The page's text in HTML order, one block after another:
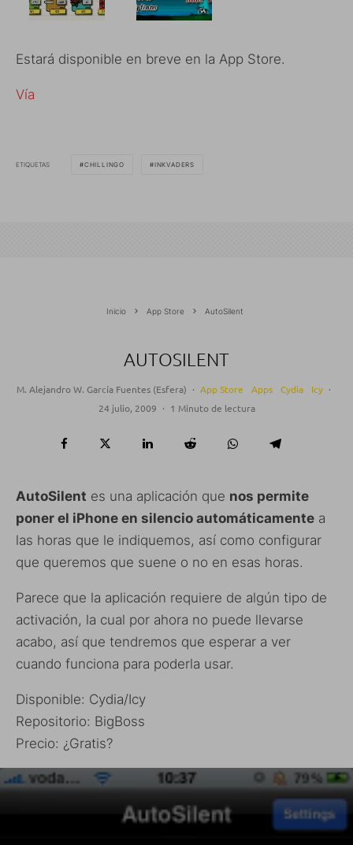
Estará disponible en breve en la App Store.
Vía
ETIQUETAS CHILLINGO INKVADERS
Inicio App Store AutoSilent
AUTOSILENT
M. Alejandro W. García Fuentes (Esfera) · App Store Apps Cydia Icy ·
24 julio, 2009 · 1 Minuto de lectura
AutoSilent es una aplicación que nos permite
poner el iPhone en silencio automáticamente a
las horas que le indiquemos, así como configurar
que queremos que suene o no en esas horas.
Parece que la aplicación requiere de algún tipo de
activación, la cual por ahora no puede llevarse
acabo, así que tendremos que esperar a ver
cuando funciona para poderla usar.
Disponible: Cydia/Icy
Repositorio: BigBoss
Precio: ¿Gratis?